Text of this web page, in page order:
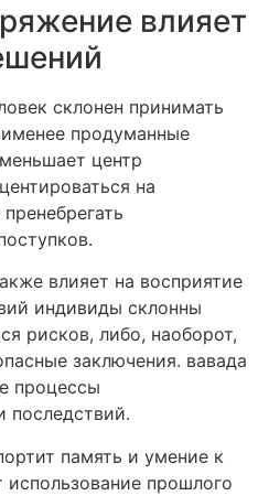
влияет
склонен принимать
продуманные
центр
на
влияет на восприятие
индивиды склонны
рисков, либо, наоборот,
заключения. вавада
процессы
последствий.
память и умение к
использование прошлого